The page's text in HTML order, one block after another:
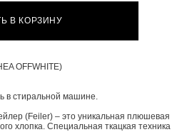
В КОРЗИНУ
OFFWHITE)
в стиральной машине.
(Feiler) – это уникальная плюшевая
хлопка. Специальная ткацкая техника